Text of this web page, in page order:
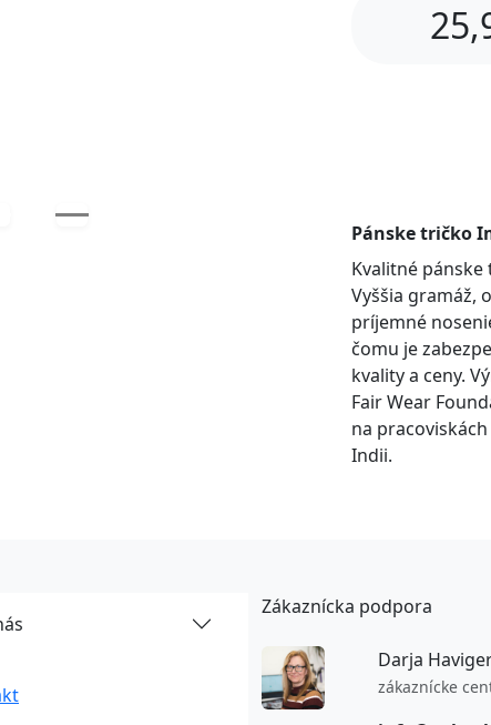
Pánske tričko
Kvalitné
Vyššia gramáž,
príjemné
čomu je
kvality a ceny.
Fair Wear
na
Indii.
Zákaznícka podpora
Darja
zákaznícke